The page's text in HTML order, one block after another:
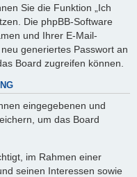
Sie die Funktion „Ich
Die phpBB-Software
und Ihrer E-Mail-
generiertes Passwort an
Board zugreifen können.
eingegebenen und
um das Board
im Rahmen einer
seinen Interessen sowie